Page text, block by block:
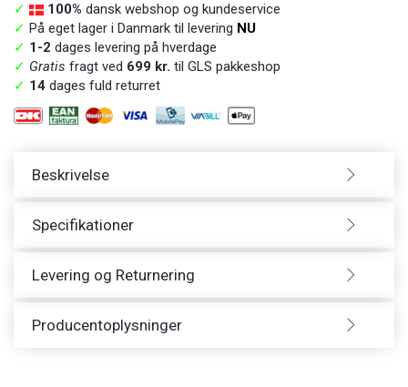
✓ 100% dansk webshop og kundeservice
✓ På eget lager i Danmark til levering NU
✓ 1-2 dages levering på hverdage
✓ Gratis fragt ved 699 kr. til GLS pakkeshop
✓ 14 dages fuld returret
Beskrivelse
Specifikationer
Levering og Returnering
Producentoplysninger